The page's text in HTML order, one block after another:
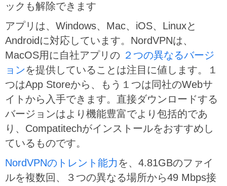
ックも解除できます
アプリは、Windows、Mac、iOS、Linuxと
Androidに対応しています。NordVPNは、
MacOS用に自社アプリの ２つの異なるバージ
ョンを提供していることは注目に値します。１
つはApp Storeから、もう１つは同社のWebサ
イトから入手できます。直接ダウンロードする
バージョンはより機能豊富でより包括的であ
り、Compatitechがインストールをおすすめし
ているものです。
NordVPNのトレント能力 を、4.81GBのファイ
ルを複数回、３つの異なる場所から49 Mbps接